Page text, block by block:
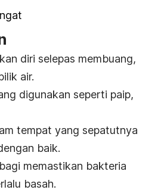
diri selepas membuang,
air.
digunakan seperti paip,
tempat yang sepatutnya
baik.
bagi memastikan bakteria
basah.